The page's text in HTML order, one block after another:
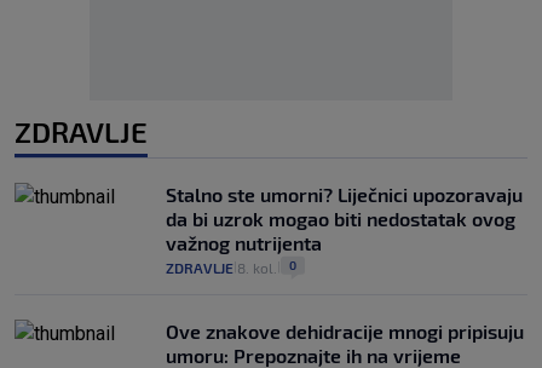
ZDRAVLJE
Stalno ste umorni? Liječnici upozoravaju
da bi uzrok mogao biti nedostatak ovog
važnog nutrijenta
ZDRAVLJE 8. kol. 0
Ove znakove dehidracije mnogi pripisuju
umoru: Prepoznajte ih na vrijeme